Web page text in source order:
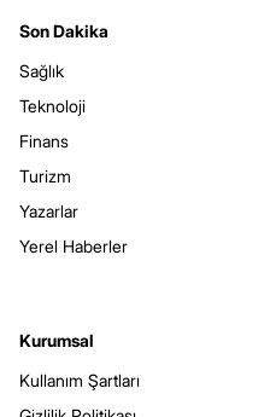
Son Dakika
Sağlık
Teknoloji
Finans
Turizm
Yazarlar
Yerel Haberler
Kurumsal
Kullanım Şartları